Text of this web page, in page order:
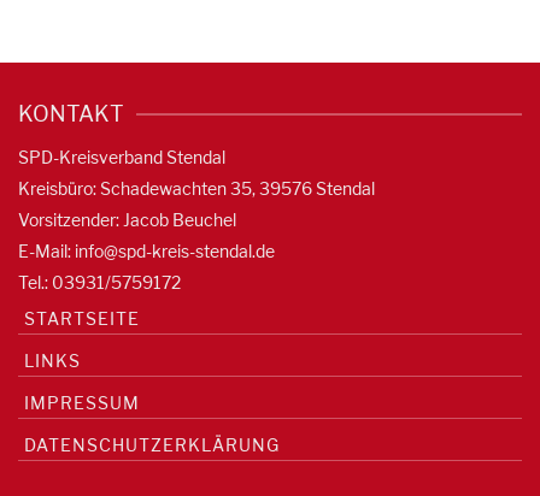
KONTAKT
SPD-Kreisverband Stendal
Kreisbüro: Schadewachten 35, 39576 Stendal
Vorsitzender: Jacob Beuchel
E-Mail: info@spd-kreis-stendal.de
Tel.: 03931/5759172
STARTSEITE
LINKS
IMPRESSUM
DATENSCHUTZERKLÄRUNG